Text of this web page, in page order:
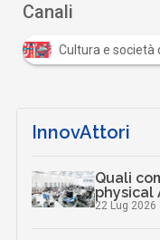
Canali
Cultura e società
InnovAttori
Quali
physical
22 Lug 2026